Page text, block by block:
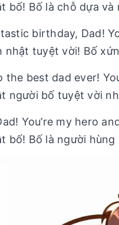
bố! Bố là chỗ dựa
birthday, Dad!
nhật tuyệt vời! Bố
the best dad ever!
người bố tuyệt vời
You’re my hero
bố! Bố là người